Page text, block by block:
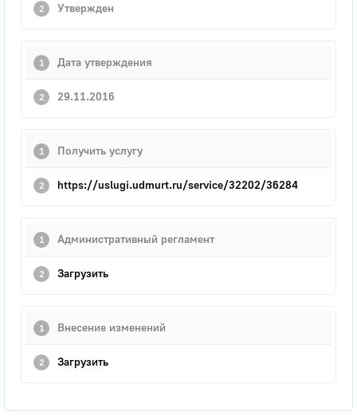
Утвержден
Дата утверждения
29.11.2016
Получить услугу
https://uslugi.udmurt.ru/service/32202/36284
Административный регламент
Загрузить
Внесение изменений
Загрузить